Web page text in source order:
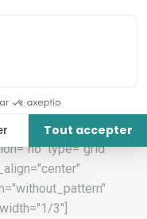
ChrysaLabs
type="grid"
3"]